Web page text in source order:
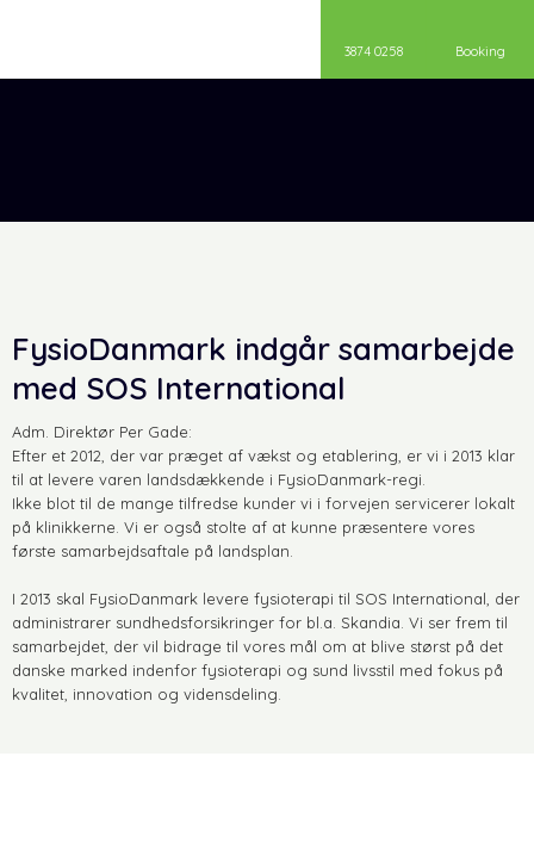
3874 0258 Booking
FysioDanmark indgår samarbejde
med SOS International
​Adm. Direktør Per Gade:
Efter et 2012, der var præget af vækst og etablering, er vi i 2013 klar
til at levere varen landsdækkende i FysioDanmark-regi.
Ikke blot til de mange tilfredse kunder vi i forvejen servicerer lokalt
på klinikkerne. Vi er også stolte af at kunne præsentere vores
første samarbejdsaftale på landsplan.
I 2013 skal FysioDanmark levere fysioterapi til SOS International, der
administrarer sundhedsforsikringer for bl.a. Skandia. Vi ser frem til
samarbejdet, der vil bidrage til vores mål om at blive størst på det
danske marked indenfor fysioterapi og sund livsstil med fokus på
kvalitet, innovation og vidensdeling.